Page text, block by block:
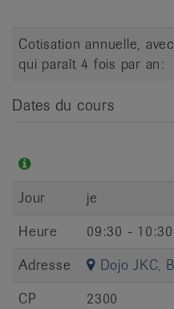
Cotisation annuelle,
qui paraît 4 fois par an:
Dates du cours
Jour
je
Heure
09:30 - 10:30
Adresse
Dojo JKC,
CP
2300